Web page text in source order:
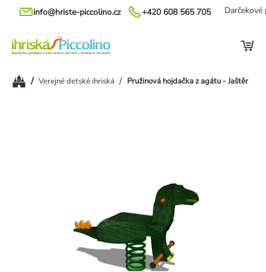
Prejsť
+420 608 565 705
info@hriste-piccolino.cz Darčekové
Domov
/ Verejné detské ihriská / Pružinová hojdačka z agátu - Jaštěr